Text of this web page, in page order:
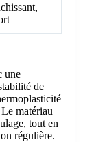
une
de
matériau
tout en
régulière.